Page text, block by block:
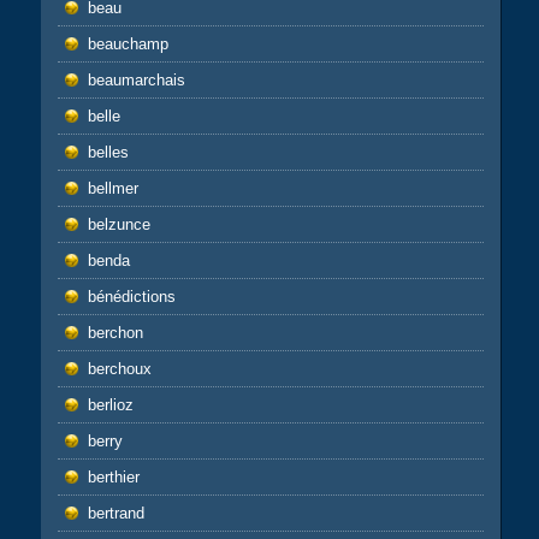
beau
beauchamp
beaumarchais
belle
belles
bellmer
belzunce
benda
bénédictions
berchon
berchoux
berlioz
berry
berthier
bertrand